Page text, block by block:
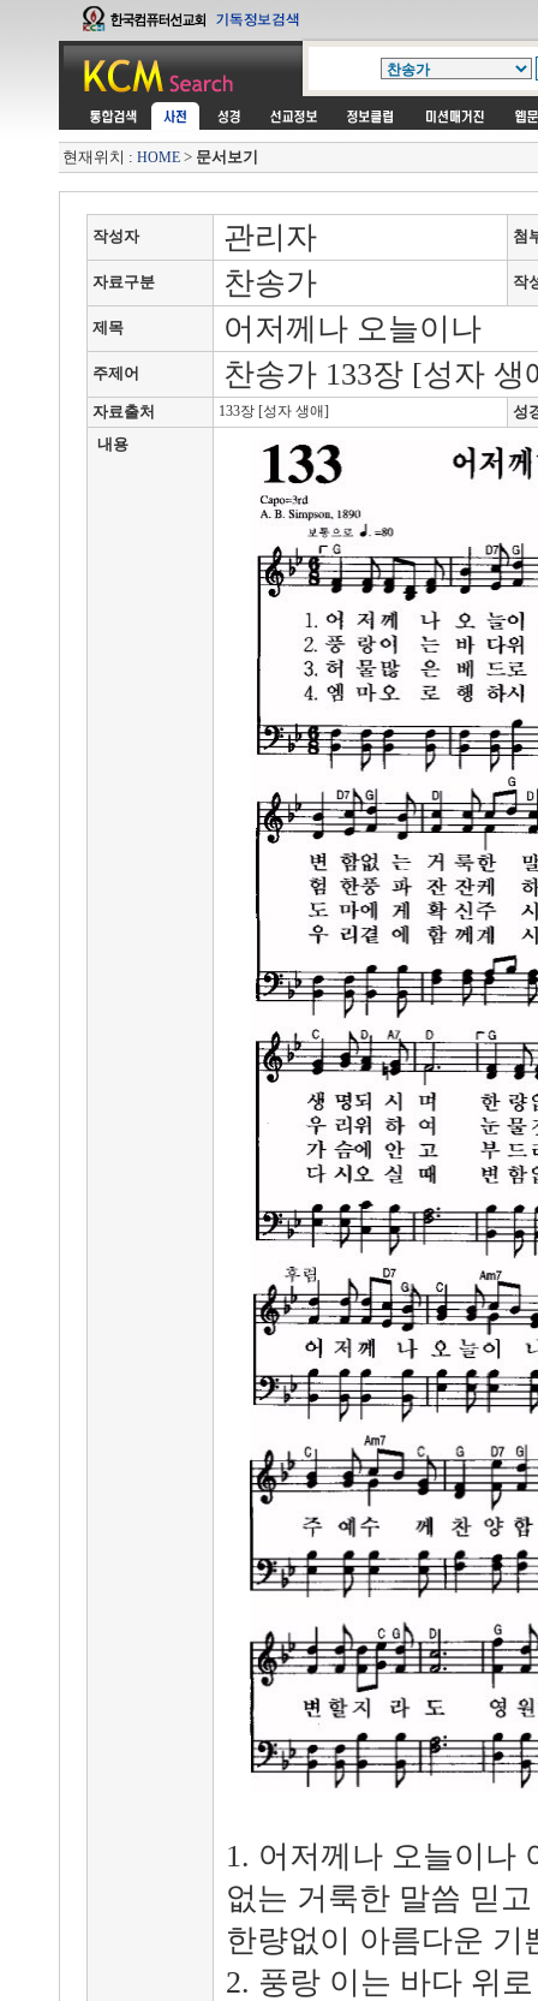
현재위치 : HOME > 문서보기
작성자 관리자 첨
자료구분 찬송가 작
제목 어저께나 오늘이나
주제어 찬송가 133장 [성자 생
자료출처 133장 [성자 생애]
성
내용
1. 어저께나 오늘이나
없는 거룩한 말씀 믿
한량없이 아름다운 기
2. 풍랑 이는 바다 위